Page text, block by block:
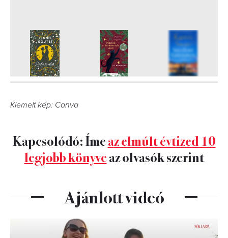
Kiemelt kép: Canva
Kapcsolódó: Ímeaz elmúlt évtized 10
legjobb könyveaz olvasók szerint
Ajánlott videó